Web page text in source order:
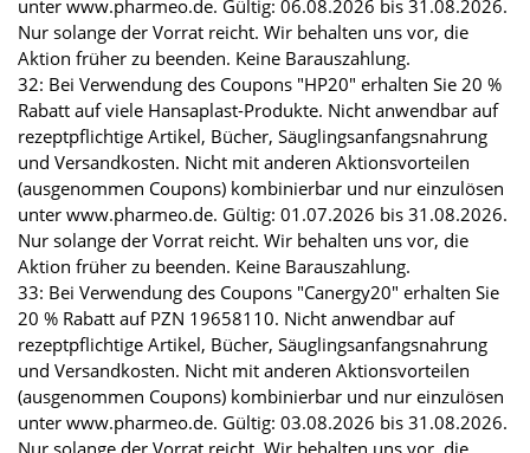
unter www.pharmeo.de. Gültig: 06.08.2026 bis 31.08.2026.
Nur solange der Vorrat reicht. Wir behalten uns vor, die
Aktion früher zu beenden. Keine Barauszahlung.
32: Bei Verwendung des Coupons "HP20" erhalten Sie 20 %
Rabatt auf viele Hansaplast-Produkte. Nicht anwendbar auf
rezeptpflichtige Artikel, Bücher, Säuglingsanfangsnahrung
und Versandkosten. Nicht mit anderen Aktionsvorteilen
(ausgenommen Coupons) kombinierbar und nur einzulösen
unter www.pharmeo.de. Gültig: 01.07.2026 bis 31.08.2026.
Nur solange der Vorrat reicht. Wir behalten uns vor, die
Aktion früher zu beenden. Keine Barauszahlung.
33: Bei Verwendung des Coupons "Canergy20" erhalten Sie
20 % Rabatt auf PZN 19658110. Nicht anwendbar auf
rezeptpflichtige Artikel, Bücher, Säuglingsanfangsnahrung
und Versandkosten. Nicht mit anderen Aktionsvorteilen
(ausgenommen Coupons) kombinierbar und nur einzulösen
unter www.pharmeo.de. Gültig: 03.08.2026 bis 31.08.2026.